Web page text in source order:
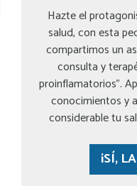
Hazte el
salud, con esta
compartimos un
consulta y
proinflamatorios”.
conocimientos y
considerable tu
¡SÍ,